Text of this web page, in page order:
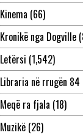
Kinema (66)
Kronikë nga Dogville
Letërsi (1,542)
Libraria në rrugën 84
Meqë ra fjala (18)
Muzikë(26)